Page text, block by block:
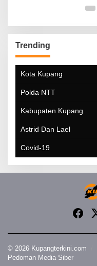
Trending
Kota Kupang
Polda NTT
Kabupaten Kupang
Astrid Dan Lael
Covid-19
© 2026 Kupangterkini.com
Pedoman Media Siber